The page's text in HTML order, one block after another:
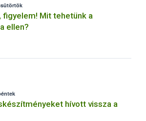
Mit tehetünk a
ellen?
hívott vissza a